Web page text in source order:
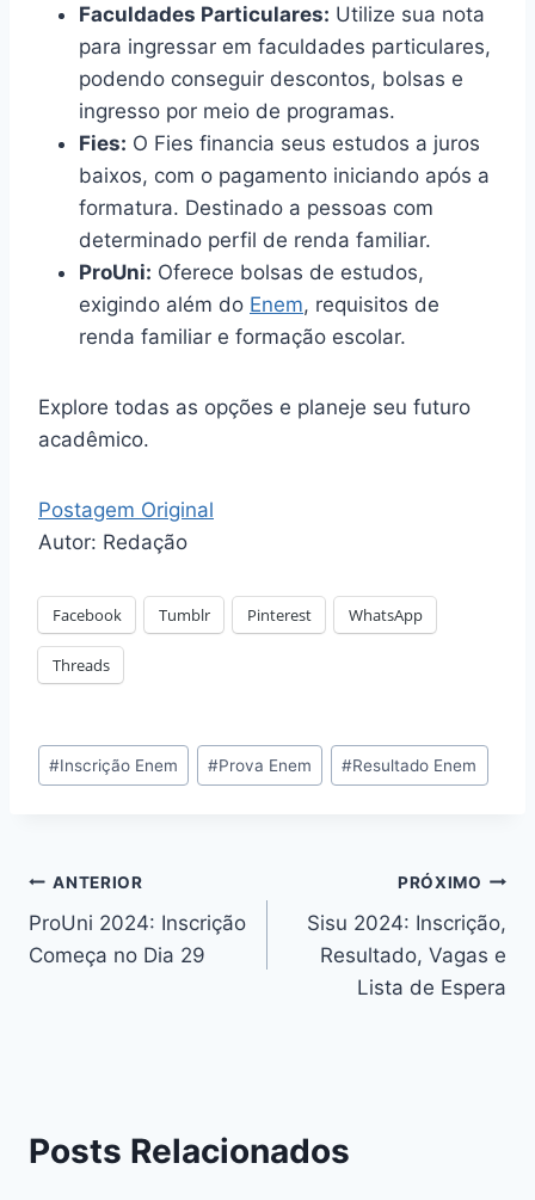
Faculdades Particulares: Utilize sua nota
para ingressar em faculdades particulares,
podendo conseguir descontos, bolsas e
ingresso por meio de programas.
Fies: O Fies financia seus estudos a juros
baixos, com o pagamento iniciando após a
formatura. Destinado a pessoas com
determinado perfil de renda familiar.
ProUni: Oferece bolsas de estudos,
exigindo além do Enem, requisitos de
renda familiar e formação escolar.
Explore todas as opções e planeje seu futuro
acadêmico.
Postagem Original
Autor: Redação
Facebook Tumblr Pinterest WhatsApp
Threads
Tags
do
#Inscrição Enem #Prova Enem #Resultado Enem
Navegação
de
ANTERIOR
ProUni 2024: Inscrição
Começa no Dia 29
PRÓXIMO
Sisu 2024: Inscrição,
Resultado, Vagas e
Lista de Espera
Posts Relacionados